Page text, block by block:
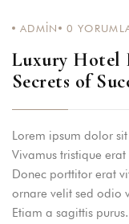
ADMIN 0
Luxury Hotel
Secrets of
Lorem ipsum dolor
Vivamus tristique
Donec porttitor erat
ornare velit sed odio
Etiam a sagittis